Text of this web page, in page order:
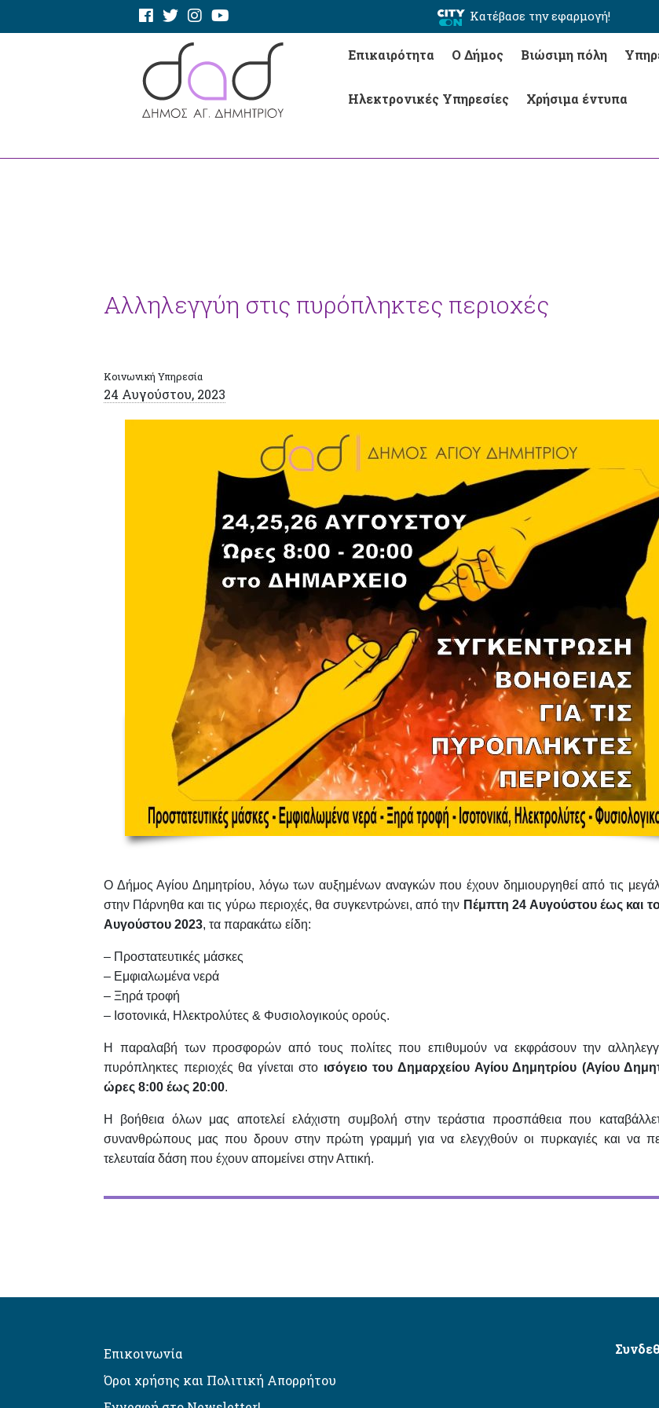
Κατέβασε την εφαρμογή!
Επικαιρότητα Ο Δήμος Βιώσιμη πόλη
Ηλεκτρονικές Υπηρεσίες Χρήσιμα έντυπα
Αλληλεγγύη στις πυρόπληκτες περιοχές
Κοινωνική Υπηρεσία
24 Αυγούστου, 2023
Ο Δήμος Αγίου Δημητρίου, λόγω των αυξημένων αναγκών που έχουν δημιουργηθεί από τις
στην Πάρνηθα και τις γύρω περιοχές, θα συγκεντρώνει, από την Πέμπτη 24 Αυγούστου έως και
Αυγούστου 2023, τα παρακάτω είδη:
– Προστατευτικές μάσκες
– Εμφιαλωμένα νερά
– Ξηρά τροφή
– Ισοτονικά, Ηλεκτρολύτες & Φυσιολογικούς ορούς.
Η παραλαβή των προσφορών από τους πολίτες που επιθυμούν να εκφράσουν την
πυρόπληκτες περιοχές θα γίνεται στο ισόγειο του Δημαρχείου Αγίου Δημητρίου (Αγίου
ώρες 8:00 έως 20:00.
Η βοήθεια όλων μας αποτελεί ελάχιστη συμβολή στην τεράστια προσπάθεια που
συνανθρώπους μας που δρουν στην πρώτη γραμμή για να ελεγχθούν οι πυρκαγιές και να
τελευταία δάση που έχουν απομείνει στην Αττική.
Επικοινωνία
Όροι χρήσης και Πολιτική Απορρήτου